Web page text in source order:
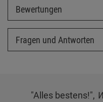
Bewertungen
Fragen und Antworten
"Alles bestens!",